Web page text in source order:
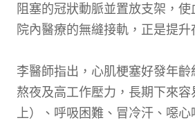
阻塞的冠狀動脈並置放支架，
院內醫療的無縫接軌，正是提升
李醫師指出，心肌梗塞好發年
熬夜及高工作壓力，長期下來
上）、呼吸困難、冒冷汗、噁